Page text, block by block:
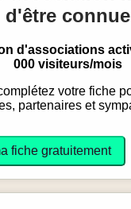
d'être connue
d'associations
000 visiteurs/mois
partenaires et
fiche gratuitement